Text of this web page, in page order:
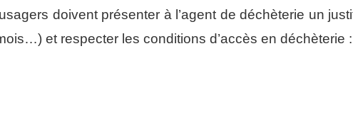
doivent présenter à l’agent de déchèterie un
et respecter les conditions d’accès en déchèterie :